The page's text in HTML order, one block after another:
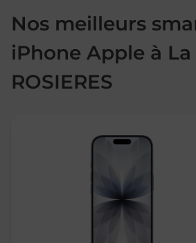
Nos meilleurs
iPhone Apple à La
ROSIERES